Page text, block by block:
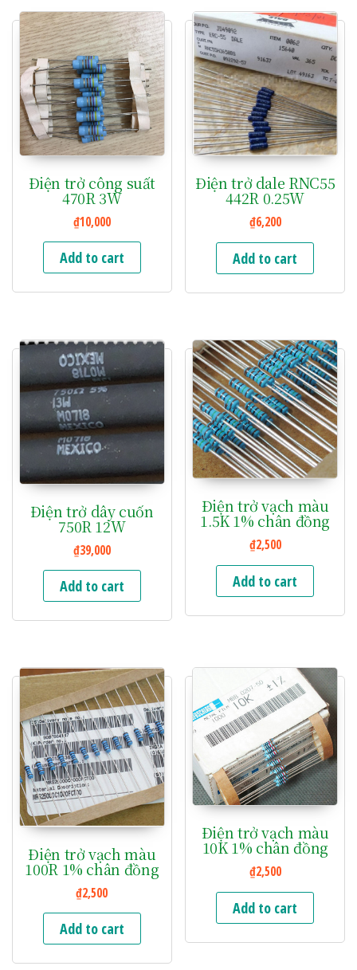
Điện trở công suất
470R 3W
₫10,000
Add to cart
Điện trở dale RNC55
442R 0.25W
₫6,200
Add to cart
Điện trở dây cuốn
750R 12W
₫39,000
Add to cart
Điện trở vạch màu
1.5K 1% chân đồng
₫2,500
Add to cart
Điện trở vạch màu
100R 1% chân đồng
₫2,500
Add to cart
Điện trở vạch màu
10K 1% chân đồng
₫2,500
Add to cart